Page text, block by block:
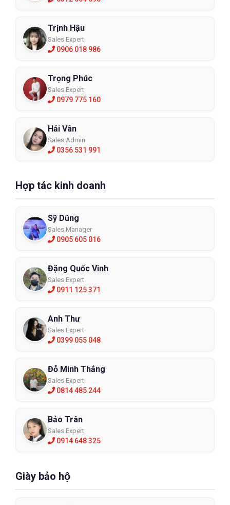
Trịnh Hậu
Sales Expert
0906 018 986
Trọng Phúc
Sales Expert
0979 775 160
Hải Vân
Sales Admin
0356 531 991
Hợp tác kinh doanh
Sỹ Dũng
Sales Manager
0905 605 016
Đặng Quốc Vinh
Sales Expert
0911 125 371
Anh Thư
Sales Expert
0399 055 048
Đỗ Minh Thắng
Sales Expert
0814 485 244
Bảo Trân
Sales Expert
0914 648 325
Giày bảo hộ